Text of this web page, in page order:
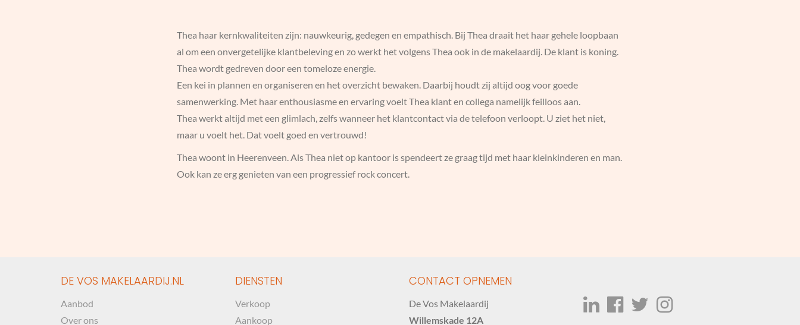
Thea haar kernkwaliteiten zijn: nauwkeurig, gedegen en empathisch. Bij Thea draait het haar gehele loopbaan
al om een onvergetelijke klantbeleving en zo werkt het volgens Thea ook in de makelaardij. De klant is koning.
Thea wordt gedreven door een tomeloze energie.
Een kei in plannen en organiseren en het overzicht bewaken. Daarbij houdt zij altijd oog voor goede
samenwerking. Met haar enthousiasme en ervaring voelt Thea klant en collega namelijk feilloos aan.
Thea werkt altijd met een glimlach, zelfs wanneer het klantcontact via de telefoon verloopt. U ziet het niet,
maar u voelt het. Dat voelt goed en vertrouwd!
Thea woont in Heerenveen. Als Thea niet op kantoor is spendeert ze graag tijd met haar kleinkinderen en man.
Ook kan ze erg genieten van een progressief rock concert.
DE VOS MAKELAARDIJ.NL
Aanbod
Over ons
DIENSTEN
Verkoop
Aankoop
CONTACT OPNEMEN
De Vos Makelaardij
Willemskade 12A